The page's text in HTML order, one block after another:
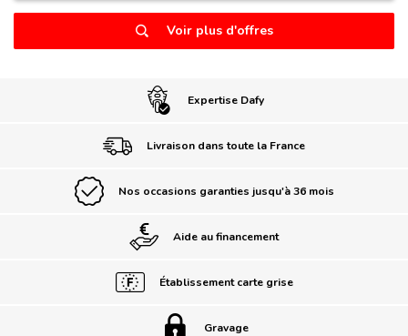
Voir plus d'offres
Expertise Dafy
Livraison dans toute la France
Nos occasions garanties jusqu'à 36 mois
Aide au financement
Établissement carte grise
Gravage